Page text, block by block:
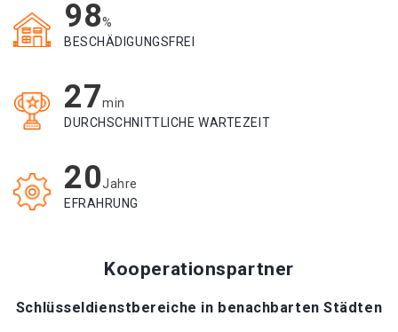
98%
BESCHÄDIGUNGSFREI
27min
DURCHSCHNITTLICHE WARTEZEIT
20Jahre
EFRAHRUNG
Kooperationspartner
Schlüsseldienstbereiche in benachbarten Städten